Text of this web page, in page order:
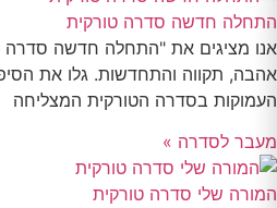
התחלה חדשה סדרה טורקית
אנו מציגים את "התחלה חדשה
אהבה, תקווה והתחדשות. גלו את
העמוקות בסדרה הטורקית המצליחה
מעבר לסדרה »
המורה שלי סדרה טורקית